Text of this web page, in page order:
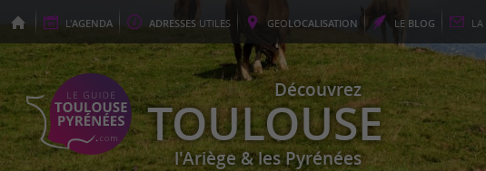
L'AGENDA ADRESSES UTILES GEOLOCALISATION LE BLOG LA
Découvrez
TOULOUSE
l'Ariège & les Pyrénées